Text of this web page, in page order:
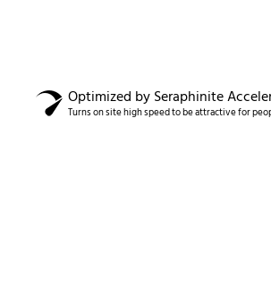
Optimized by Seraphinite
Turns on site high speed to be attractive for